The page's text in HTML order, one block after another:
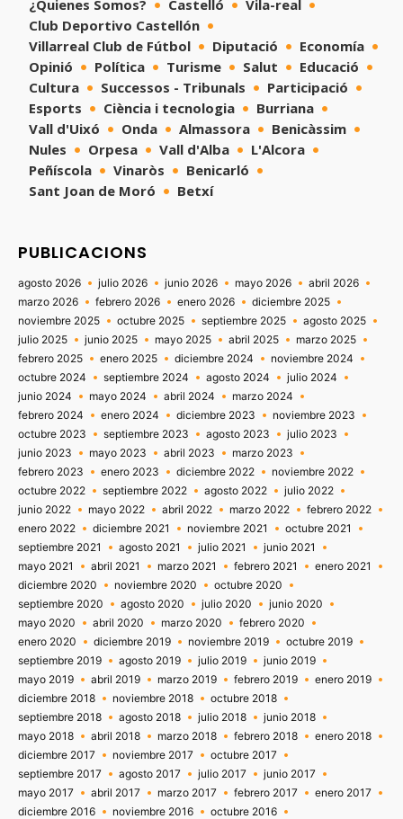
¿Quienes Somos? Castelló
Vila-real
Club Deportivo Castellón
Villarreal Club de Fútbol
Diputació
Economía
Opinió
Política Turisme Salut
Educació
Cultura
Successos - Tribunals
Participació
Esports
Ciència i tecnologia
Burriana
Vall d'Uixó
Onda Almassora
Benicàssim
Nules
Orpesa Vall d'Alba
L'Alcora
Peñíscola
Vinaròs
Benicarló
Sant Joan de Moró
Betxí
PUBLICACIONS
agosto 2026 julio 2026 junio 2026 mayo 2026
abril 2026
marzo 2026
febrero 2026 enero 2026
diciembre 2025
noviembre 2025
octubre 2025 septiembre 2025
agosto 2025
julio 2025
junio 2025 mayo 2025 abril 2025
marzo 2025
febrero 2025
enero 2025 diciembre 2024
noviembre 2024
octubre 2024
septiembre 2024 agosto 2024
julio 2024
junio 2024
mayo 2024 abril 2024
marzo 2024
febrero 2024
enero 2024 diciembre 2023
noviembre 2023
octubre 2023
septiembre 2023 agosto 2023
julio 2023
junio 2023
mayo 2023 abril 2023
marzo 2023
febrero 2023
enero 2023 diciembre 2022
noviembre 2022
octubre 2022
septiembre 2022 agosto 2022
julio 2022
junio 2022
mayo 2022 abril 2022 marzo 2022
febrero 2022
enero 2022
diciembre 2021 noviembre 2021
octubre 2021
septiembre 2021
agosto 2021 julio 2021
junio 2021
mayo 2021
abril 2021 marzo 2021 febrero 2021
enero 2021
diciembre 2020
noviembre 2020
octubre 2020
septiembre 2020
agosto 2020 julio 2020
junio 2020
mayo 2020
abril 2020 marzo 2020
febrero 2020
enero 2020
diciembre 2019 noviembre 2019
octubre 2019
septiembre 2019
agosto 2019 julio 2019
junio 2019
mayo 2019
abril 2019 marzo 2019 febrero 2019
enero 2019
diciembre 2018
noviembre 2018
octubre 2018
septiembre 2018
agosto 2018 julio 2018
junio 2018
mayo 2018
abril 2018 marzo 2018 febrero 2018
enero 2018
diciembre 2017
noviembre 2017
octubre 2017
septiembre 2017
agosto 2017 julio 2017
junio 2017
mayo 2017
abril 2017 marzo 2017 febrero 2017
enero 2017
diciembre 2016
noviembre 2016 octubre 2016